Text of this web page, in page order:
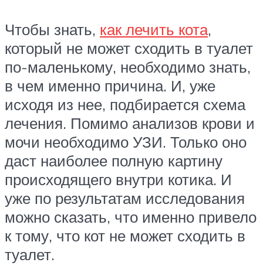
Чтобы знать, как лечить кота,
который не может сходить в туалет
по-маленькому, необходимо знать,
в чем именно причина. И, уже
исходя из нее, подбирается схема
лечения. Помимо анализов крови и
мочи необходимо УЗИ. Только оно
даст наиболее полную картину
происходящего внутри котика. И
уже по результатам исследования
можно сказать, что именно привело
к тому, что кот не может сходить в
туалет.